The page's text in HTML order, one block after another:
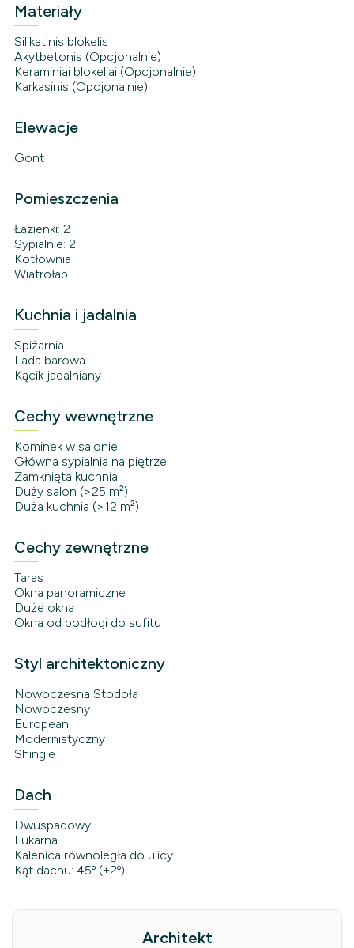
Materiały
Silikatinis blokelis
Akytbetonis (Opcjonalnie)
Keraminiai blokeliai (Opcjonalnie)
Karkasinis (Opcjonalnie)
Elewacje
Gont
Pomieszczenia
Łazienki: 2
Sypialnie: 2
Kotłownia
Wiatrołap
Kuchnia i jadalnia
Spiżarnia
Lada barowa
Kącik jadalniany
Cechy wewnętrzne
Kominek w salonie
Główna sypialnia na piętrze
Zamknięta kuchnia
Duży salon (>25 m²)
Duża kuchnia (>12 m²)
Cechy zewnętrzne
Taras
Okna panoramiczne
Duże okna
Okna od podłogi do sufitu
Styl architektoniczny
Nowoczesna Stodoła
Nowoczesny
European
Modernistyczny
Shingle
Dach
Dwuspadowy
Lukarna
Kalenica równoległa do ulicy
Kąt dachu: 45º (±2º)
Architekt